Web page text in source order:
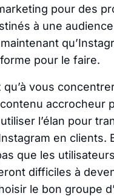
pour des
à une
pour le faire.
qu’à vous
accrocheur
l’élan pour
en clients.
que les
difficiles à
le bon groupe